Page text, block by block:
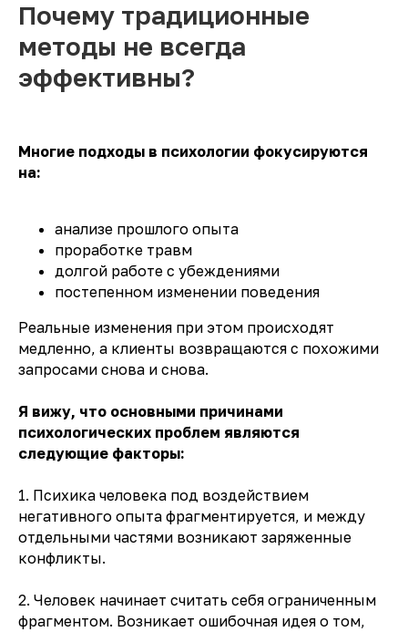
Почему традиционные
методы не всегда
эффективны?
Многие подходы в психологии фокусируются
на:
анализе прошлого опыта
проработке травм
долгой работе с убеждениями
постепенном изменении поведения
Реальные изменения при этом происходят
медленно, а клиенты возвращаются с похожими
запросами снова и снова.
Я вижу, что основными причинами
психологических проблем являются
следующие факторы:
1. Психика человека под воздействием
негативного опыта фрагментируется, и между
отдельными частями возникают заряженные
конфликты.
2. Человек начинает считать себя ограниченным
фрагментом. Возникает ошибочная идея о том,